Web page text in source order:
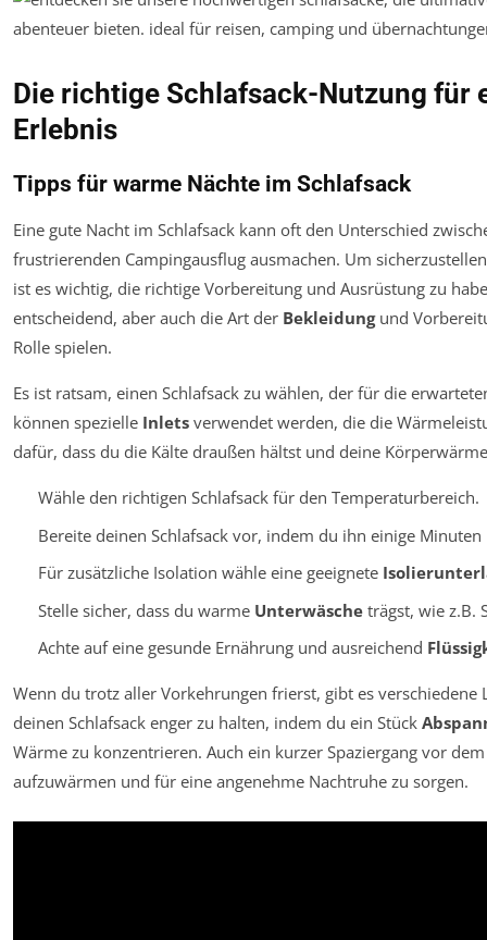
Die richtige Schlafsack-Nutzung für
Erlebnis
Tipps für warme Nächte im Schlafsack
Eine gute Nacht im Schlafsack kann oft den Unterschied
frustrierenden Campingausflug ausmachen. Um
ist es wichtig, die richtige Vorbereitung und Ausrüstung zu
entscheidend, aber auch die Art der Bekleidungund
Rolle spielen.
Es ist ratsam, einen Schlafsack zu wählen, der für die
können spezielle Inlets verwendet werden, die die
dafür, dass du die Kälte draußen hältst und deine
Wähle den richtigen Schlafsack für den Temperaturbereich.
Bereite deinen Schlafsack vor, indem du ihn einige Minuten
Für zusätzliche Isolation wähle eine geeignete
Stelle sicher, dass du warme Unterwäscheträgst, wie z.B.
Achte auf eine gesunde Ernährung und ausreichend
Wenn du trotz aller Vorkehrungen frierst, gibt es
deinen Schlafsack enger zu halten, indem du ein Stück
Wärme zu konzentrieren. Auch ein kurzer Spaziergang vor
aufzuwärmen und für eine angenehme Nachtruhe zu sorgen.